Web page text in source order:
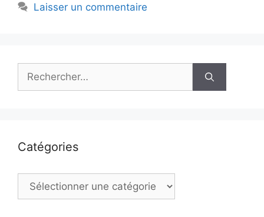
Laisser un commentaire
Rechercher :
Catégories
Catégories